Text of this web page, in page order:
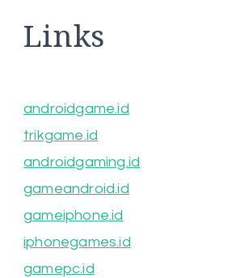
Links
androidgame.id
trikgame.id
androidgaming.id
gameandroid.id
gameiphone.id
iphonegames.id
gamepc.id